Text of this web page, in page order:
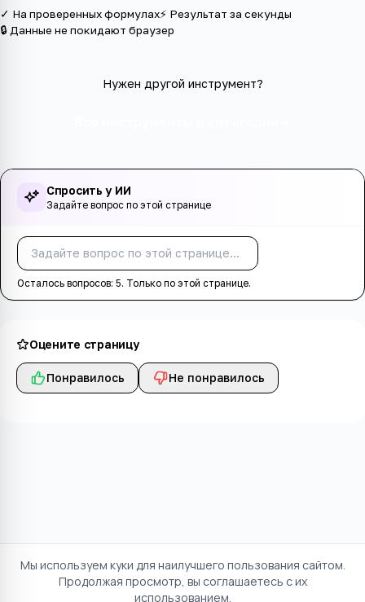
✓ На проверенных формулах⚡ Результат за секунды
🔒 Данные не покидают браузер
Нужен другой инструмент?
Спросить у ИИ
Задайте вопрос по этой странице
Осталось вопросов: 5. Только по этой странице.
Оцените страницу
Понравилось Не понравилось
Мы используем куки для наилучшего пользования сайтом.
Продолжая просмотр, вы соглашаетесь с их
использованием.